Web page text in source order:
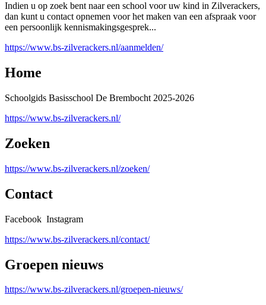
Indien u op zoek bent naar een school voor uw kind in Zilverackers,
dan kunt u contact opnemen voor het maken van een afspraak voor
een persoonlijk kennismakingsgesprek...
https://www.bs-zilverackers.nl/aanmelden/
Home
Schoolgids Basisschool De Brembocht 2025-2026
https://www.bs-zilverackers.nl/
Zoeken
https://www.bs-zilverackers.nl/zoeken/
Contact
Facebook Instagram
https://www.bs-zilverackers.nl/contact/
Groepen nieuws
https://www.bs-zilverackers.nl/groepen-nieuws/